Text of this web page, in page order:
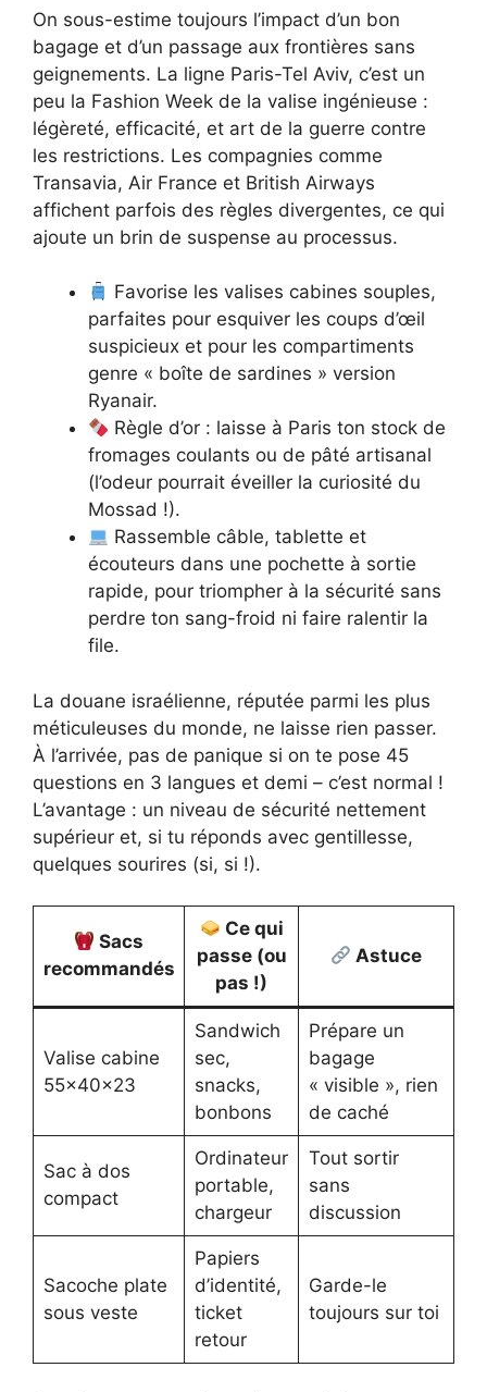
On sous-estime toujours l’impact d’un bon
bagage et d’un passage aux frontières sans
geignements. La ligne Paris-Tel Aviv, c’est un
peu la Fashion Week de la valise ingénieuse :
légèreté, efficacité, et art de la guerre contre
les restrictions. Les compagnies comme
Transavia, Air France et British Airways
affichent parfois des règles divergentes, ce qui
ajoute un brin de suspense au processus.
Favorise les valises cabines souples,
parfaites pour esquiver les coups d’œil
suspicieux et pour les compartiments
genre « boîte de sardines » version
Ryanair.
Règle d’or : laisse à Paris ton stock de
fromages coulants ou de pâté artisanal
(l’odeur pourrait éveiller la curiosité du
Mossad !).
Rassemble câble, tablette et
écouteurs dans une pochette à sortie
rapide, pour triompher à la sécurité sans
perdre ton sang-froid ni faire ralentir la
file.
La douane israélienne, réputée parmi les plus
méticuleuses du monde, ne laisse rien passer.
À l’arrivée, pas de panique si on te pose 45
questions en 3 langues et demi – c’est normal !
L’avantage : un niveau de sécurité nettement
supérieur et, si tu réponds avec gentillesse,
quelques sourires (si, si !).
Sacs
recommandés
Ce qui
passe (ou
pas !)
Astuce
Valise cabine
55x40x23
Sandwich
sec,
snacks,
bonbons
Prépare un
bagage
« visible », rien
de caché
Sac à dos
compact
Ordinateur
portable,
chargeur
Tout sortir
sans
discussion
Sacoche plate
sous veste
Papiers
d’identité,
ticket
retour
Garde-le
toujours sur toi